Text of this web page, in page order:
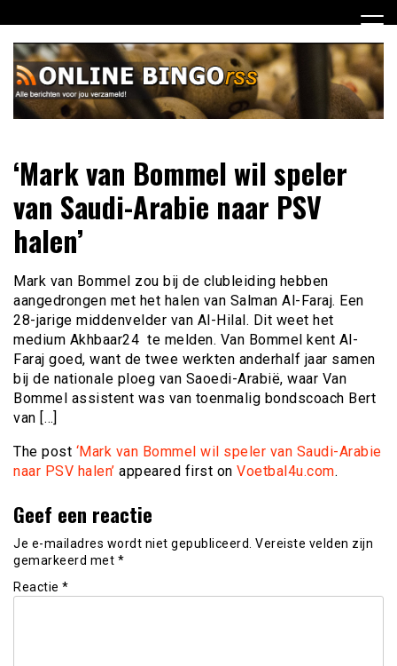
naar
inhoud
Online Bingo RSS
verzameld
‘Mark van Bommel wil speler
van Saudi-Arabie naar PSV
halen’
Mark van Bommel zou bij de clubleiding hebben
aangedrongen met het halen van Salman Al-Faraj. Een
28-jarige middenvelder van Al-Hilal. Dit weet het
medium Akhbaar24 te melden. Van Bommel kent Al-
Faraj goed, want de twee werkten anderhalf jaar samen
bij de nationale ploeg van Saoedi-Arabië, waar Van
Bommel assistent was van toenmalig bondscoach Bert
van […]
The post ‘Mark van Bommel wil speler van Saudi-Arabie
naar PSV halen’ appeared first on Voetbal4u.com.
Geef een reactie
Je e-mailadres wordt niet gepubliceerd. Vereiste velden zijn
gemarkeerd met *
Reactie *